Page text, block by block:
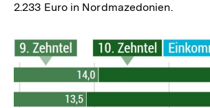
2.233 Euro in Nordmazedonien.